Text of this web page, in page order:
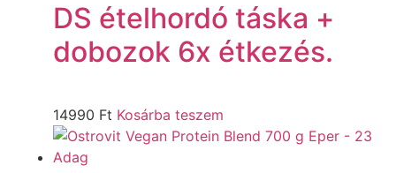
DS ételhordó táska +
dobozok 6x étkezés.
14990 Ft Kosárba teszem